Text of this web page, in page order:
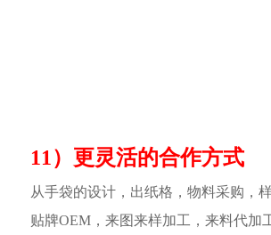
11）更灵活的合作方式
从手袋的设计，出纸格，物料采购，
贴牌OEM，来图来样加工，来料代加